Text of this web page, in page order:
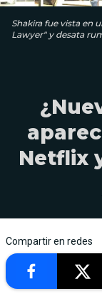
Shakira fue vista en
Lawyer" y desata
Netflix
Compartir en redes